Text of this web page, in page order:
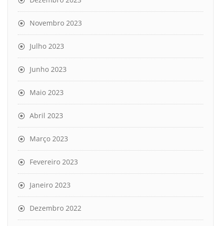
Novembro 2023
Julho 2023
Junho 2023
Maio 2023
Abril 2023
Março 2023
Fevereiro 2023
Janeiro 2023
Dezembro 2022